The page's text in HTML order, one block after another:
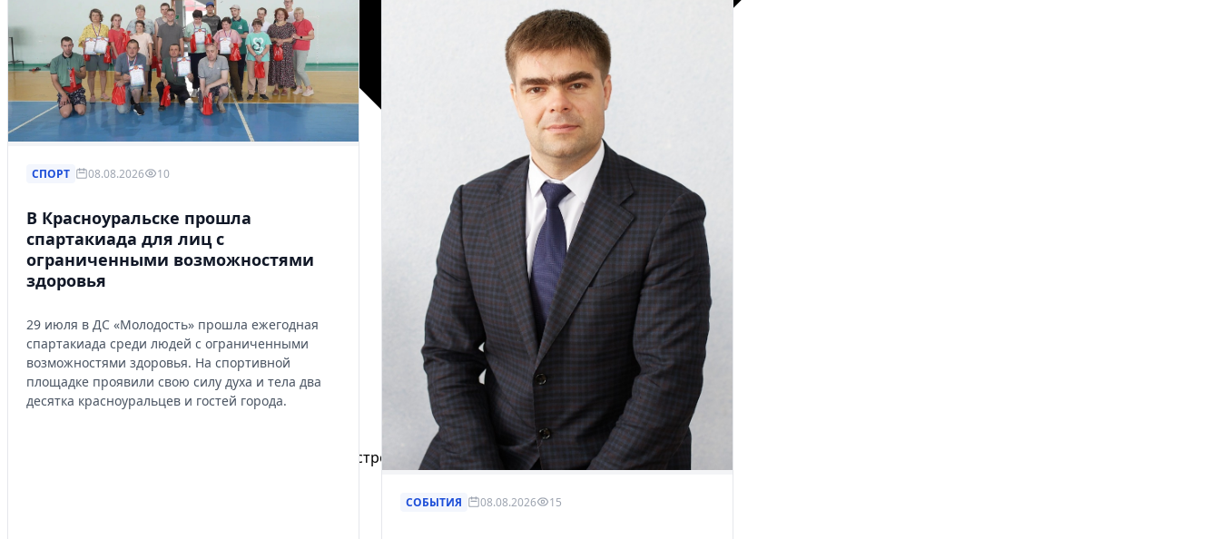
Сохраняйте интересные объявления, чтобы быстро вернуться к ним позже.
СПОРТ 08.08.2026 10
В Красноуральске прошла
спартакиада для лиц с
ограниченными возможностями
здоровья
29 июля в ДС «Молодость» прошла ежегодная
спартакиада среди людей с ограниченными
возможностями здоровья. На спортивной
площадке проявили свою силу духа и тела два
десятка красноуральцев и гостей города.
СОБЫТИЯ 08.08.2026 15